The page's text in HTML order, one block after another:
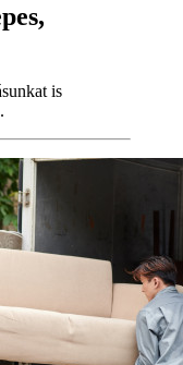
is